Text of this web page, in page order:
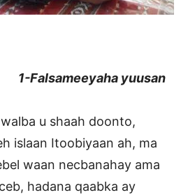
1-Falsameeyaha yuusan
u shaah doonto,
islaan Itoobiyaan ah, ma
waan necbanahay ama
hadana qaabka ay